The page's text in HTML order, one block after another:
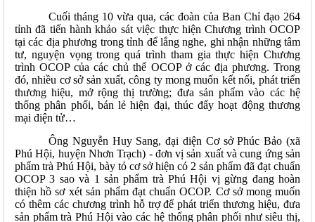
Cuối tháng 10 vừa qua, các đoàn của Ban Chỉ đạo 264
tỉnh đã tiến hành khảo sát việc thực hiện Chương trình OCOP
tại các địa phương trong tỉnh để lắng nghe, ghi nhận những tâm
tư, nguyện vọng trong quá trình tham gia thực hiện Chương
trình OCOP của các chủ thể OCOP ở các địa phương. Trong
đó, nhiều cơ sở sản xuất, công ty mong muốn kết nối, phát triển
thương hiệu, mở rộng thị trường; đưa sản phẩm vào các hệ
thống phân phối, bán lẻ hiện đại, thúc đẩy hoạt động thương
mại điện tử…
Ông Nguyễn Huy Sang, đại diện Cơ sở Phúc Bảo (xã
Phú Hội, huyện Nhơn Trạch) - đơn vị sản xuất và cung ứng sản
phẩm trà Phú Hội, bày tỏ cơ sở hiện có 2 sản phẩm đã đạt chuẩn
OCOP 3 sao và 1 sản phẩm trà Phú Hội vị gừng đang hoàn
thiện hồ sơ xét sản phẩm đạt chuẩn OCOP. Cơ sở mong muốn
có thêm các chương trình hỗ trợ để phát triển thương hiệu, đưa
sản phẩm trà Phú Hội vào các hệ thống phân phối như siêu thị,